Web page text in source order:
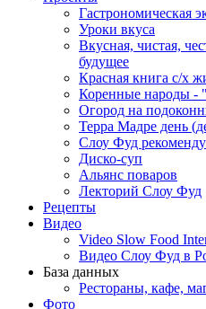
Гастрономическая
Уроки вкуса
Вкусная, чистая,
будущее
Красная книга с/х
Коренные народы -
Огород на
Терра Мадре день
Слоу Фуд
Диско-суп
Альянс поваров
Лекторий Слоу Фуд
Рецепты
Видео
Video Slow Food
Видео Слоу Фуд в
База данных
Рестораны, кафе,
Фото